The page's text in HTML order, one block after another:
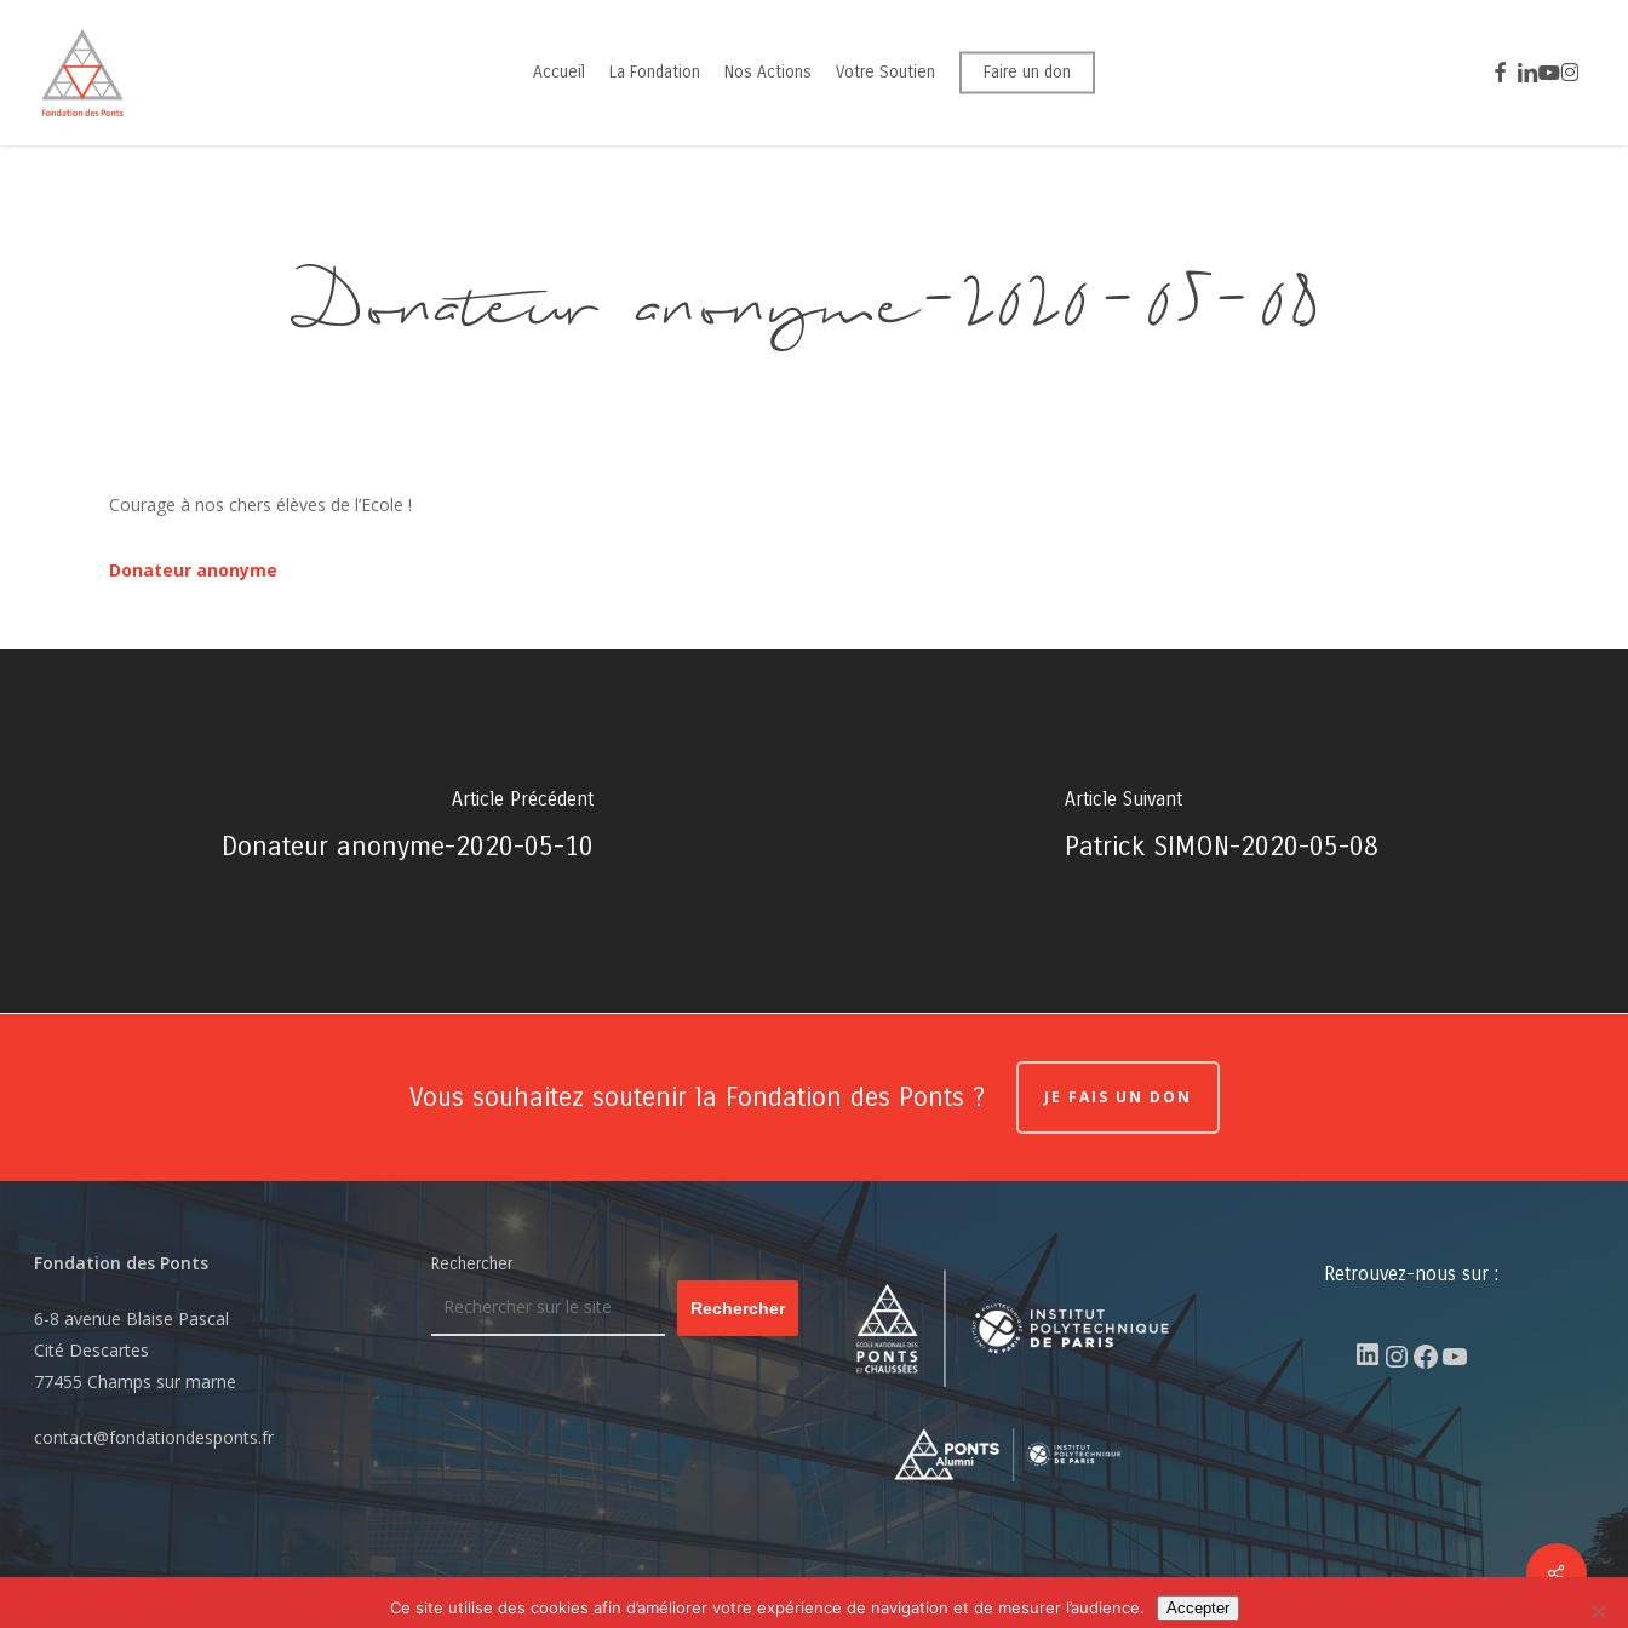
content
Accueil La Fondation Nos Actions Votre Soutien Faire un don facebook
linkedin
youtubeinstagram
Donateur anonyme-2020-05-08
Courage à nos chers élèves de l’Ecole !
Donateur anonyme
Article Précédent
Donateur anonyme-2020-05-10
Article Suivant
Patrick SIMON-2020-05-08
Share
Vous souhaitez soutenir la Fondation des Ponts ? JE FAIS UN DON
Fondation des Ponts
6-8 avenue Blaise Pascal
Cité Descartes
77455 Champs sur marne
contact@fondationdesponts.fr
Rechercher
Rechercher
Retrouvez-nous sur :
LinkedIn
Instagram
Facebook
Ce site utilise des cookies afin d’améliorer votre expérience de navigation et de mesurer l’audience. Accepter